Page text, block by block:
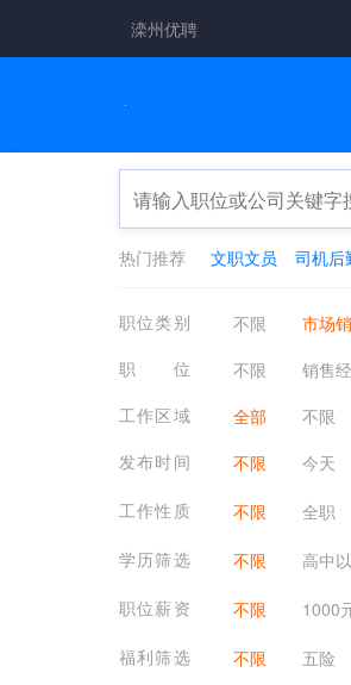
滦州优聘
热门推荐 文职文员 司机后
职位类别 不限 市场
工厂工业
翻译法律
职位
不限 销售
推（营、促）销
广告企划
工作区域
全部 不限
小马庄镇
发布时间
不限 今天
工作性质
不限 全职
学历筛选
不限 高中
职位薪资
不限 1000
福利筛选
不限 五险